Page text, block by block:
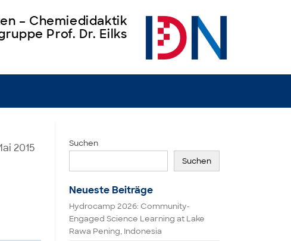
– Chemiedidaktik
Prof. Dr. Eilks
2015
Suchen
Suchen
Neueste Beiträge
Hydrocamp 2026: Community-
Engaged Science Learning at Lake
Rawa Pening, Indonesia